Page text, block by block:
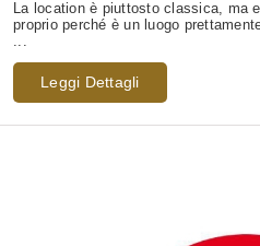
La location è piuttosto classica, ma
proprio perché è un luogo
...
Leggi Dettagli